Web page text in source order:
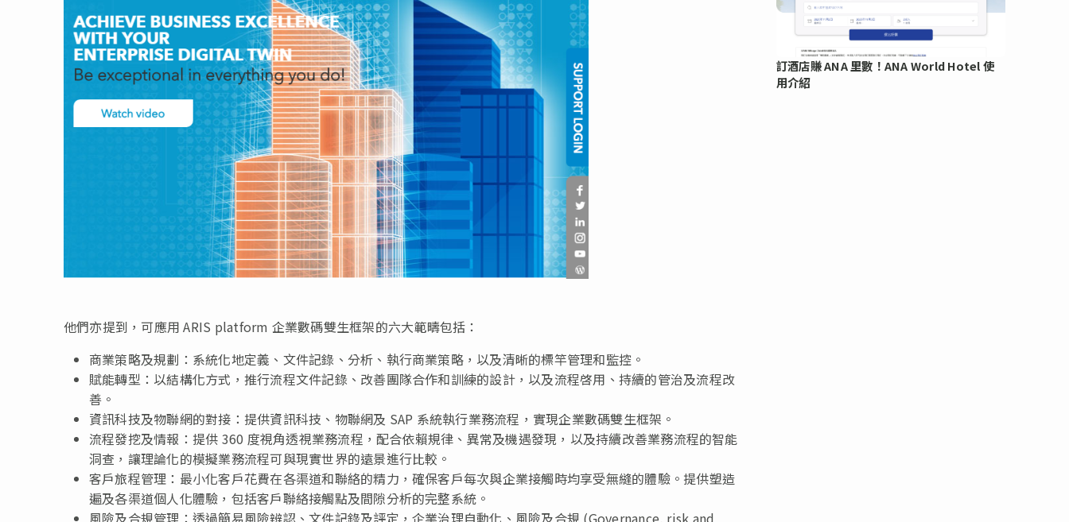
他們亦提到，可應用 ARIS platform 企業數碼雙生框架的六大範疇包括：
商業策略及規劃：系統化地定義、文件記錄、分析、執行商業策略，以及清晰的標竿管理和監控。
賦能轉型：以結構化方式，推行流程文件記錄、改善團隊合作和訓練的設計，以及流程啓用、持續的管治及流程改
善。
資訊科技及物聯網的對接：提供資訊科技、物聯網及 SAP 系統執行業務流程，實現企業數碼雙生框架。
流程發挖及情報：提供 360 度視角透視業務流程，配合依賴規律、異常及機遇發現，以及持續改善業務流程的智能
洞查，讓理論化的模擬業務流程可與現實世界的遠景進行比較。
客戶旅程管理：最小化客戶花費在各渠道和聯絡的精力，確保客戶每次與企業接觸時均享受無縫的體驗。提供塑造
遍及各渠道個人化體驗，包括客戶聯絡接觸點及間隙分析的完整系統。
風險及合規管理：透過簡易風險辨認、文件記錄及評定，企業治理自動化、風險及合規 (Governance, risk and
訂酒店賺 ANA 里數！ANA World Hotel 使
用介紹